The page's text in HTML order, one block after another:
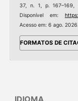
37, n. 1, p.
Disponível em:
Acesso em: 6 ago. 2026.
FORMATOS DE
IDIOMA